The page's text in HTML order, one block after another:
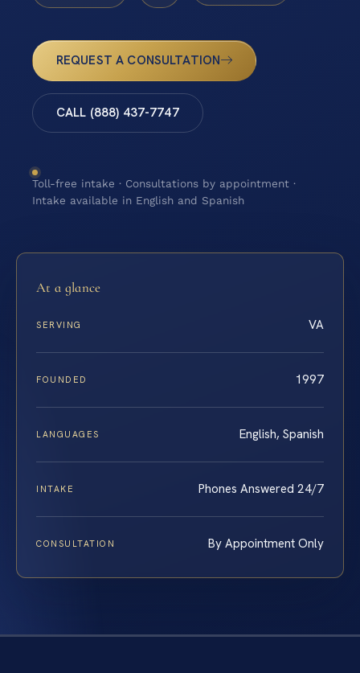
REQUEST A CONSULTATION
CALL (888) 437-7747
Toll-free intake · Consultations by appointment ·
Intake available in English and Spanish
At a glance
SERVING VA
FOUNDED 1997
LANGUAGES English, Spanish
INTAKE Phones Answered 24/7
CONSULTATION By Appointment Only